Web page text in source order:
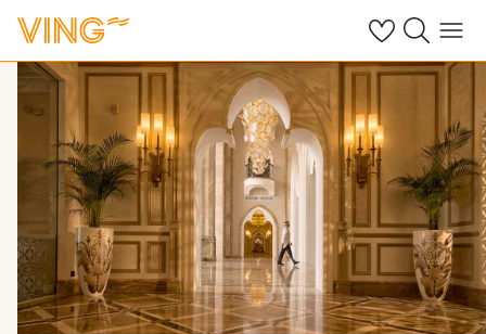
Se dinaSök på ving.se
Meny